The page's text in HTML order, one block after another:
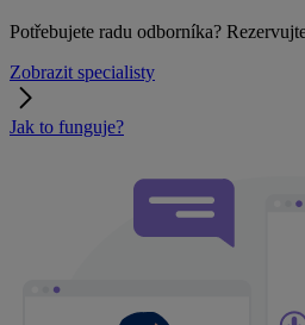
Potřebujete radu odborníka?
Zobrazit specialisty
Jak to funguje?